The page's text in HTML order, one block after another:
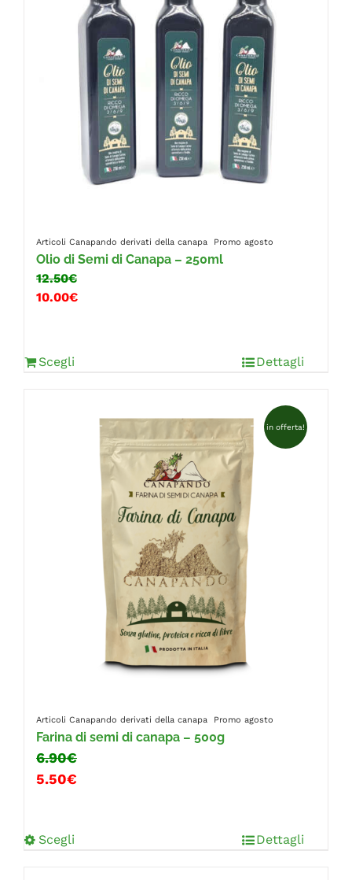
Articoli Canapando derivati della canapa Promo agosto
Olio di Semi di Canapa – 250ml
12.50€
10.00€
Scegli Dettagli
in offerta!
Articoli Canapando derivati della canapa Promo agosto
Farina di semi di canapa – 500g
6.90€
5.50€
Scegli Dettagli